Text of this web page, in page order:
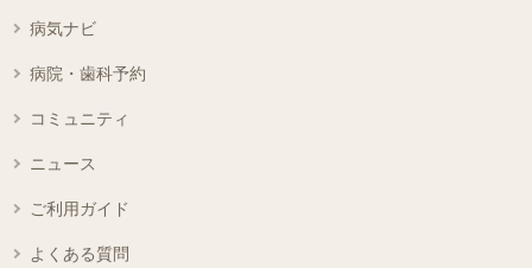
病気ナビ
病院・歯科予約
コミュニティ
ニュース
ご利用ガイド
よくある質問